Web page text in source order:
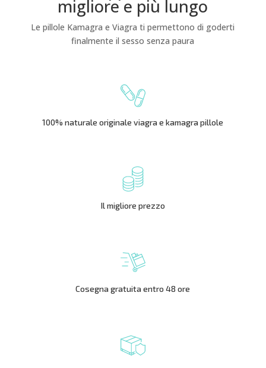
migliore e più lungo
Le pillole Kamagra e Viagra ti permettono di goderti
finalmente il sesso senza paura
100% naturale originale viagra e kamagra pillole
Il migliore prezzo
Cosegna gratuita entro 48 ore